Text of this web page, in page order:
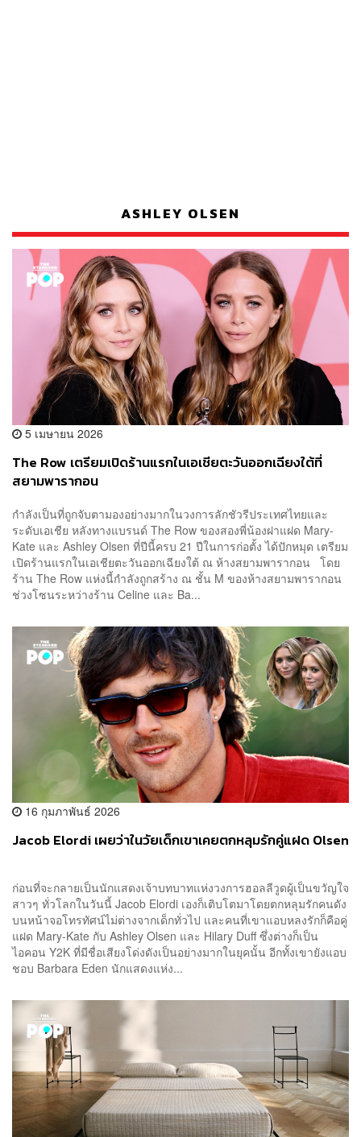
ASHLEY OLSEN
5 เมษายน 2026
The Row เตรียมเปิดร้านแรกในเอเชียตะวันออกเฉียงใต้ที่
สยามพารากอน
กำลังเป็นที่ถูกจับตามองอย่างมากในวงการลักชัวรีประเทศไทยและ
ระดับเอเชีย หลังทางแบรนด์ The Row ของสองพี่น้องฝาแฝด Mary-
Kate และ Ashley Olsen ที่ปีนี้ครบ 21 ปีในการก่อตั้ง ได้ปักหมุด เตรียม
เปิดร้านแรกในเอเชียตะวันออกเฉียงใต้ ณ ห้างสยามพารากอน โดย
ร้าน The Row แห่งนี้กำลังถูกสร้าง ณ ชั้น M ของห้างสยามพารากอน
ช่วงโซนระหว่างร้าน Celine และ Ba...
16 กุมภาพันธ์ 2026
Jacob Elordi เผยว่าในวัยเด็กเขาเคยตกหลุมรักคู่แฝด Olsen
ก่อนที่จะกลายเป็นนักแสดงเจ้าบทบาทแห่งวงการฮอลลีวูดผู้เป็นขวัญใจ
สาวๆ ทั่วโลกในวันนี้ Jacob Elordi เองก็เติบโตมาโดยตกหลุมรักคนดัง
บนหน้าจอโทรทัศน์ไม่ต่างจากเด็กทั่วไป และคนที่เขาแอบหลงรักก็คือคู่
แฝด Mary-Kate กับ Ashley Olsen และ Hilary Duff ซึ่งต่างก็เป็น
ไอคอน Y2K ที่มีชื่อเสียงโด่งดังเป็นอย่างมากในยุคนั้น อีกทั้งเขายังแอบ
ชอบ Barbara Eden นักแสดงแห่ง...